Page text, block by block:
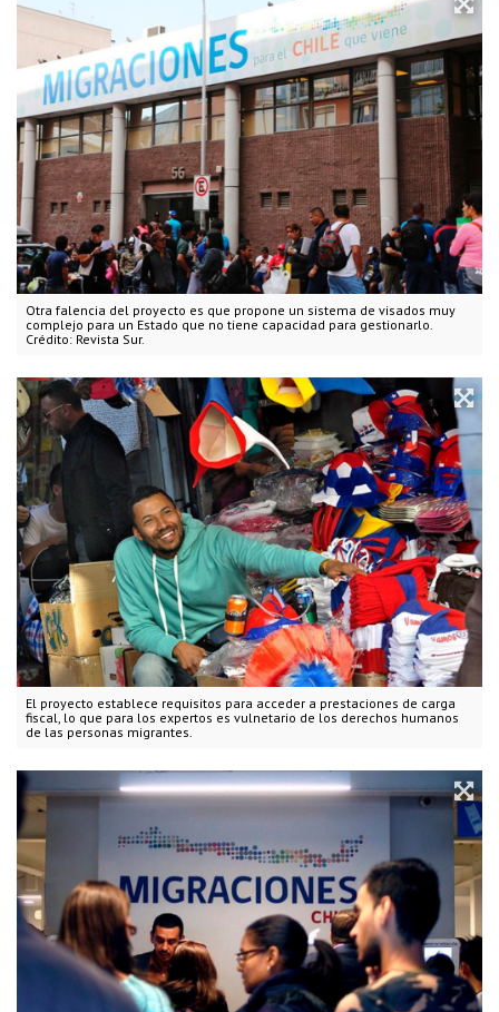
Otra falencia del proyecto es que propone un sistema de visados muy
complejo para un Estado que no tiene capacidad para gestionarlo.
Crédito: Revista Sur.
El proyecto establece requisitos para acceder a prestaciones de carga
fiscal, lo que para los expertos es vulnetario de los derechos humanos
de las personas migrantes.